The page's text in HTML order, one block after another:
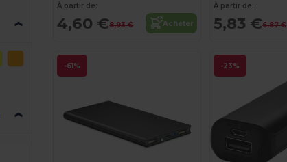
À partir de:
4,60 €8,93 € Acheter
À partir de:
5,83 €6,87 €
-61% -23%